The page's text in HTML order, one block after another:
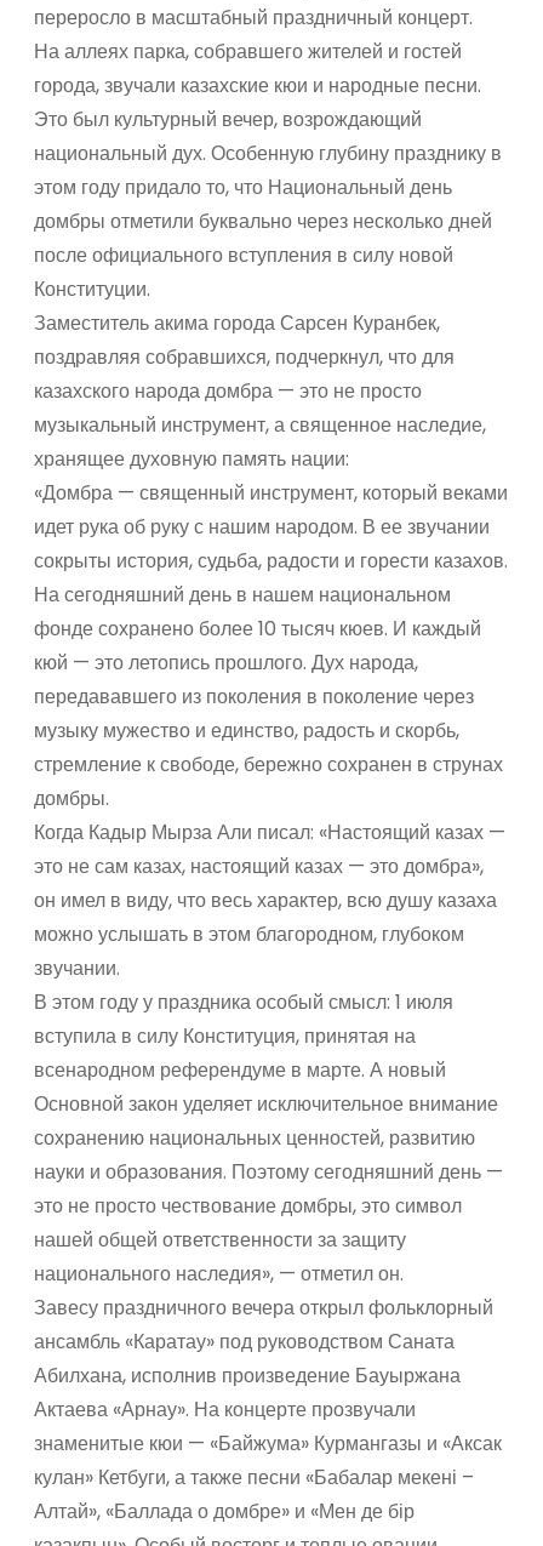
переросло в масштабный праздничный концерт.
На аллеях парка, собравшего жителей и гостей
города, звучали казахские кюи и народные песни.
Это был культурный вечер, возрождающий
национальный дух. Особенную глубину празднику в
этом году придало то, что Национальный день
домбры отметили буквально через несколько дней
после официального вступления в силу новой
Конституции.
Заместитель акима города Сарсен Куранбек,
поздравляя собравшихся, подчеркнул, что для
казахского народа домбра — это не просто
музыкальный инструмент, а священное наследие,
хранящее духовную память нации:
«Домбра — священный инструмент, который веками
идет рука об руку с нашим народом. В ее звучании
сокрыты история, судьба, радости и горести казахов.
На сегодняшний день в нашем национальном
фонде сохранено более 10 тысяч кюев. И каждый
кюй — это летопись прошлого. Дух народа,
передававшего из поколения в поколение через
музыку мужество и единство, радость и скорбь,
стремление к свободе, бережно сохранен в струнах
домбры.
Когда Кадыр Мырза Али писал: «Настоящий казах —
это не сам казах, настоящий казах — это домбра»,
он имел в виду, что весь характер, всю душу казаха
можно услышать в этом благородном, глубоком
звучании.
В этом году у праздника особый смысл: 1 июля
вступила в силу Конституция, принятая на
всенародном референдуме в марте. А новый
Основной закон уделяет исключительное внимание
сохранению национальных ценностей, развитию
науки и образования. Поэтому сегодняшний день —
это не просто чествование домбры, это символ
нашей общей ответственности за защиту
национального наследия», — отметил он.
Завесу праздничного вечера открыл фольклорный
ансамбль «Каратау» под руководством Саната
Абилхана, исполнив произведение Бауыржана
Актаева «Арнау». На концерте прозвучали
знаменитые кюи — «Байжума» Курмангазы и «Аксак
кулан» Кетбуги, а также песни «Бабалар мекені –
Алтай», «Баллада о домбре» и «Мен де бір